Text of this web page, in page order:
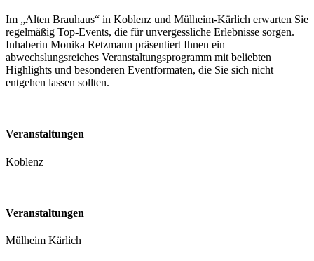
Im „Alten Brauhaus“ in Koblenz und Mülheim-Kärlich erwarten Sie
regelmäßig Top-Events, die für unvergessliche Erlebnisse sorgen.
Inhaberin Monika Retzmann präsentiert Ihnen ein
abwechslungsreiches Veranstaltungsprogramm mit beliebten
Highlights und besonderen Eventformaten, die Sie sich nicht
entgehen lassen sollten.
Veranstaltungen
Koblenz
Veranstaltungen
Mülheim Kärlich